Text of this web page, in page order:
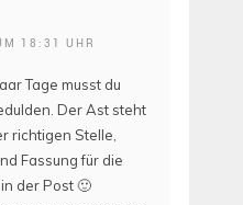
18:31 UHR
Tage musst du
Der Ast steht
richtigen Stelle,
Fassung für die
der Post 🙂